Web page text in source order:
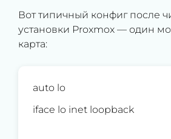
Вот типичный конфиг после
установки Proxmox — один
карта:
auto lo
iface lo inet loopback